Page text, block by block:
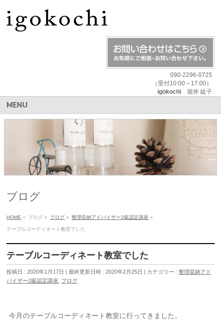
090-2296-0725
（受付10:00～17:00）
igokochi堀井 紘子
MENU
ブログ
HOME » ブログ » ブログ » 整理収納アドバイザー2級認定講座 »
テーブルコーディネート教室でした
テーブルコーディネート教室でした
投稿日 : 2020年1月17日 最終更新日時 : 2020年2月25日 カテゴリー :整理収納アド
バイザー2級認定講座
ブログ
今月のテーブルコーディネート教室に行ってきました。